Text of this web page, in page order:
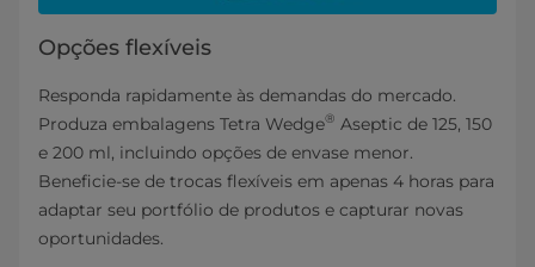
Opções flexíveis
Responda rapidamente às demandas do mercado.
Produza embalagens Tetra Wedge® Aseptic de 125, 150
e 200 ml, incluindo opções de envase menor.
Beneficie-se de trocas flexíveis em apenas 4 horas para
adaptar seu portfólio de produtos e capturar novas
oportunidades.